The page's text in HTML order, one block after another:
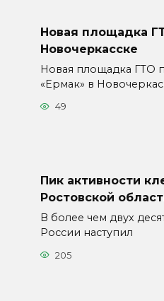
Новая площадка
Новочеркасске
Новая площадка ГТО
«Ермак» в
49
Пик активности
Ростовской
В более чем двух
России наступил
205